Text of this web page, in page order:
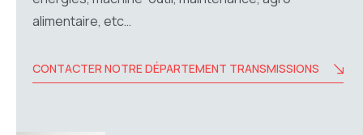
alimentaire, etc…
CONTACTER NOTRE DÉPARTEMENT TRANSMISSIONS